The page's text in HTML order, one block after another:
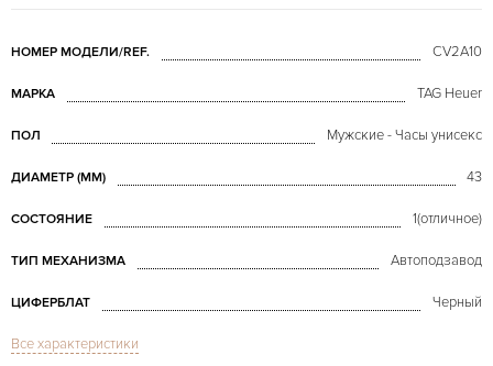
НОМЕР МОДЕЛИ/REF. CV2A10
МАРКА TAG Heuer
ПОЛ Мужские - Часы унисекс
ДИАМЕТР (MM) 43
СОСТОЯНИЕ 1(отличное)
ТИП МЕХАНИЗМА Автоподзавод
ЦИФЕРБЛАТ Черный
СТЕКЛО
Все характеристики